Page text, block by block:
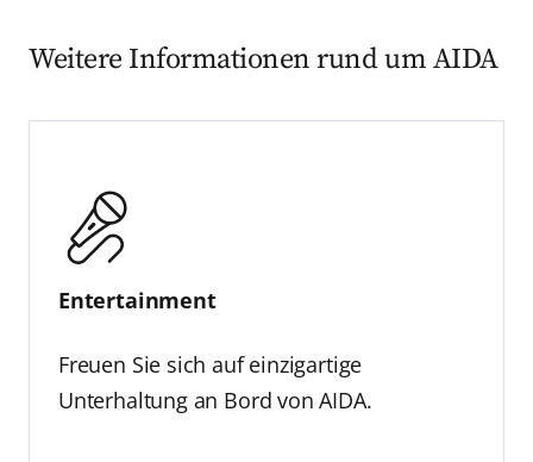
Weitere Informationen rund um AIDA
Entertainment
Freuen Sie sich auf einzigartige
Unterhaltung an Bord von AIDA.